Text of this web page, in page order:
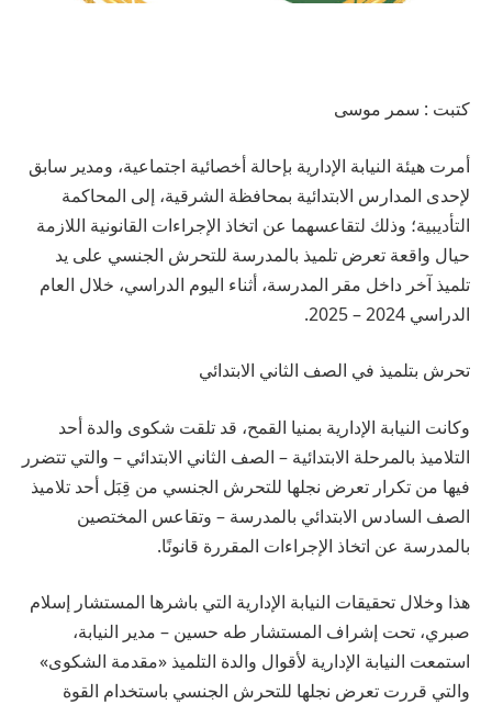
كتبت : سمر موسى
أمرت هيئة النيابة الإدارية بإحالة أخصائية اجتماعية، ومدير سابق
لإحدى المدارس الابتدائية بمحافظة الشرقية، إلى المحاكمة
التأديبية؛ وذلك لتقاعسهما عن اتخاذ الإجراءات القانونية اللازمة
حيال واقعة تعرض تلميذ بالمدرسة للتحرش الجنسي على يد
تلميذ آخر داخل مقر المدرسة، أثناء اليوم الدراسي، خلال العام
الدراسي 2024 – 2025.
تحرش بتلميذ في الصف الثاني الابتدائي
وكانت النيابة الإدارية بمنيا القمح، قد تلقت شكوى والدة أحد
التلاميذ بالمرحلة الابتدائية – الصف الثاني الابتدائي – والتي تتضرر
فيها من تكرار تعرض نجلها للتحرش الجنسي من قِبَل أحد تلاميذ
الصف السادس الابتدائي بالمدرسة – وتقاعس المختصين
بالمدرسة عن اتخاذ الإجراءات المقررة قانونًا.
هذا وخلال تحقيقات النيابة الإدارية التي باشرها المستشار إسلام
صبري، تحت إشراف المستشار طه حسين – مدير النيابة،
استمعت النيابة الإدارية لأقوال والدة التلميذ «مقدمة الشكوى»
والتي قررت تعرض نجلها للتحرش الجنسي باستخدام القوة